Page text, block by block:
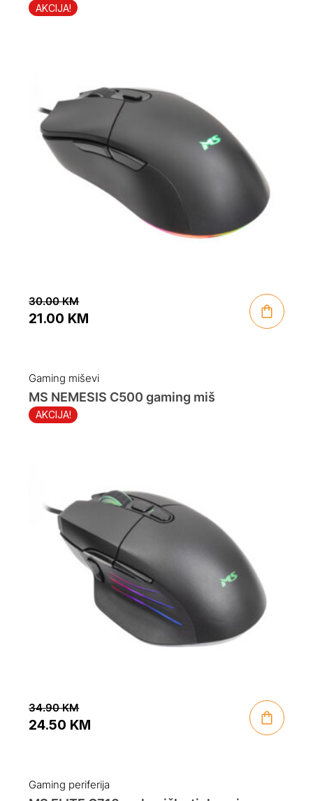
AKCIJA!
30.00KM
was:
30.00 KM.
21.00 KM
is:
21.00 KM.
Gaming miševi
AKCIJA!
MS NEMESIS C500 gaming miš
34.90KM
was:
24.50 KM
is:
Gaming periferija